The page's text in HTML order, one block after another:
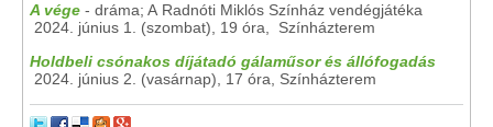
A vége - dráma; A Radnóti Miklós Színház vendégjátéka
2024. június 1. (szombat), 19 óra, Színházterem
Holdbeli csónakos díjátadó gálaműsor és állófogadás
2024. június 2. (vasárnap), 17 óra, Színházterem